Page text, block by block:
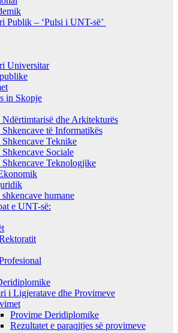
Publik – ‘Pulsi i UNT-së’
Universitar
in Skopje
dhe Arkitekturës
të Informatikës
Teknike
Sociale
Teknologjike
humane
e UNT-së:
i Ligjeratave dhe Provimeve
Provime Deridiplomike
Rezultatet e paraqitjes së provimeve